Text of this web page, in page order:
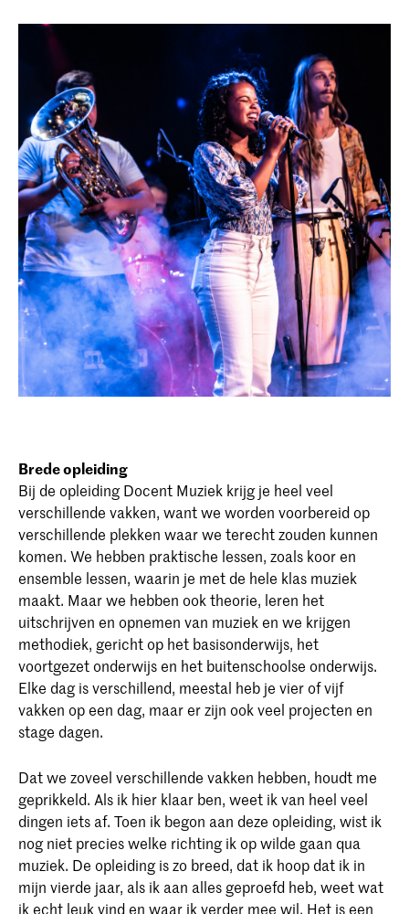
Brede opleiding
Bij de opleiding Docent Muziek krijg je heel veel
verschillende vakken, want we worden voorbereid op
verschillende plekken waar we terecht zouden kunnen
komen. We hebben praktische lessen, zoals koor en
ensemble lessen, waarin je met de hele klas muziek
maakt. Maar we hebben ook theorie, leren het
uitschrijven en opnemen van muziek en we krijgen
methodiek, gericht op het basisonderwijs, het
voortgezet onderwijs en het buitenschoolse onderwijs.
Elke dag is verschillend, meestal heb je vier of vijf
vakken op een dag, maar er zijn ook veel projecten en
stage dagen.
Dat we zoveel verschillende vakken hebben, houdt me
geprikkeld. Als ik hier klaar ben, weet ik van heel veel
dingen iets af. Toen ik begon aan deze opleiding, wist ik
nog niet precies welke richting ik op wilde gaan qua
muziek. De opleiding is zo breed, dat ik hoop dat ik in
mijn vierde jaar, als ik aan alles geproefd heb, weet wat
ik echt leuk vind en waar ik verder mee wil. Het is een